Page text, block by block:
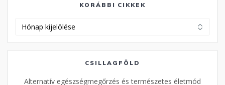
KORÁBBI CIKKEK
CSILLAGFÖLD
Alternatív egészségmegőrzés és természetes életmód